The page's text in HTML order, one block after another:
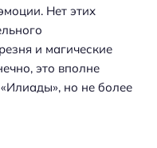
Нет этих
и магические
это вполне
но не более